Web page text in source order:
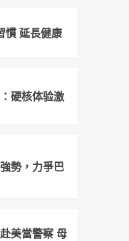
慣 延長健康
硬核体验激
勢，力爭巴
美當警察 母